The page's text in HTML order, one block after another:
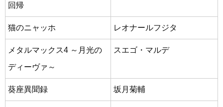
回帰
猫のニャッホ レオナールフジタ
メタルマックス4 ～月光の
ディーヴァ～
スエゴ・マルデ
葵座異聞録 坂月菊輔